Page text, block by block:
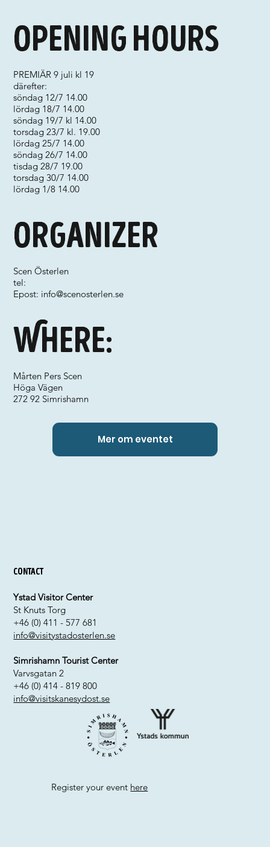
Where:
Organizer
Scen Österlen
tel:
Epost: info@scenosterlen.se
Mårten Pers Scen
Höga Vägen
272 92 Simrishamn
Opening hours
PREMIÄR 9 juli kl 19
därefter:
söndag 12/7 14.00
lördag 18/7 14.00
söndag 19/7 kl 14.00
torsdag 23/7 kl. 19.00
lördag 25/7 14.00
söndag 26/7 14.00
tisdag 28/7 19.00
torsdag 30/7 14.00
lördag 1/8 14.00
Mer om eventet
Contact
Ystad Visitor Center
St Knuts Torg
+46 (0) 411 - 577 681
info@visitystadosterlen.se
Simrishamn Tourist Center
Varvsgatan 2
+46 (0) 414 - 819 800
info@visitskanesydost.se
Register your event here